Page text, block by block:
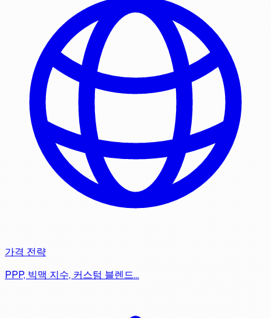
가격 전략
PPP, 빅맥 지수, 커스텀 블렌드…